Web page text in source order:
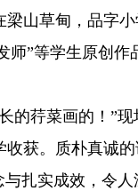
山草甸，品字
师”等学生原创
的荇菜画的！”
获。质朴真诚
扎实成效，令人